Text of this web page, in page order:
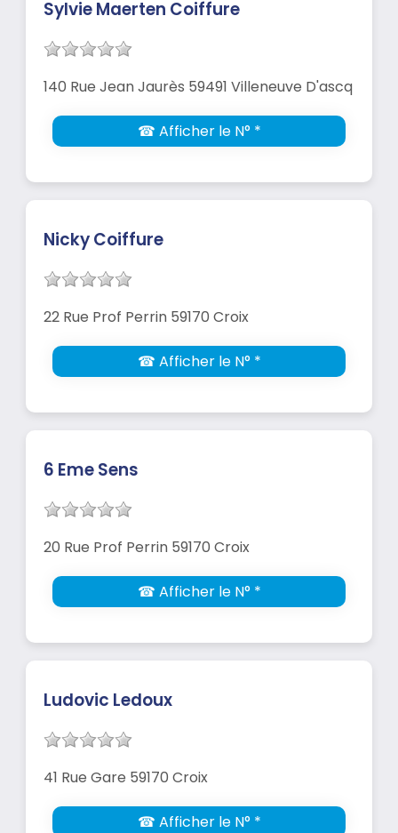
Sylvie Maerten Coiffure
140 Rue Jean Jaurès 59491 Villeneuve D'ascq
☎ Afficher le N° *
Nicky Coiffure
22 Rue Prof Perrin 59170 Croix
☎ Afficher le N° *
6 Eme Sens
20 Rue Prof Perrin 59170 Croix
☎ Afficher le N° *
Ludovic Ledoux
41 Rue Gare 59170 Croix
☎ Afficher le N° *